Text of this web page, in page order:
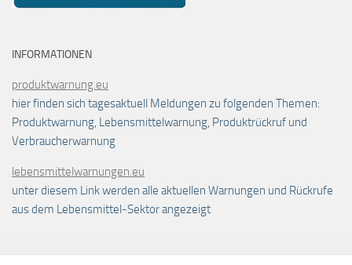
INFORMATIONEN
produktwarnung.eu
hier finden sich tagesaktuell Meldungen zu folgenden Themen:
Produktwarnung, Lebensmittelwarnung, Produktrückruf und
Verbraucherwarnung
lebensmittelwarnungen.eu
unter diesem Link werden alle aktuellen Warnungen und Rückrufe
aus dem Lebensmittel-Sektor angezeigt